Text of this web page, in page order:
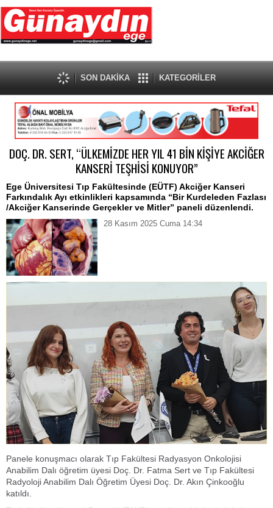
SON DAKİKA KATEGORİLER
DOÇ. DR. SERT, “ÜLKEMİZDE HER YIL 41 BİN KİŞİYE AKCİĞER
KANSERİ TEŞHİSİ KONUYOR”
Ege Üniversitesi Tıp Fakültesinde (EÜTF) Akciğer Kanseri
Farkındalık Ayı etkinlikleri kapsamında “Bir Kurdeleden Fazlası
/Akciğer Kanserinde Gerçekler ve Mitler” paneli düzenlendi.
28 Kasım 2025 Cuma 14:34
Panele konuşmacı olarak Tıp Fakültesi Radyasyon Onkolojisi
Anabilim Dalı öğretim üyesi Doç. Dr. Fatma Sert ve Tıp Fakültesi
Radyoloji Anabilim Dalı Öğretim Üyesi Doç. Dr. Akın Çinkooğlu
katıldı.